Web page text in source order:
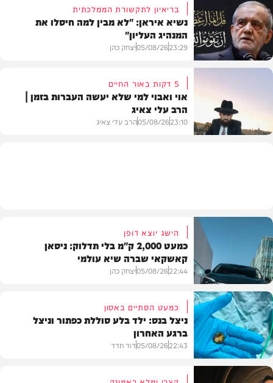
תוכן שיווקי
בעולם
בריאיון לתקשורת הממלכתית
נשיא איראן: "לא מבין למה חיסלו את
המנהיג העליון"
23:29
05/08/26יצחק כהן
5 דקות באור החיים
אוי ואבוי למי שלא יעשה העברות בזמן |
הרב עלי צאיג
23:10
05/08/26הרב עלי צאיג
חדשות הרכב
הישג יוצא דופן
כמעט 2,000 ק"מ בלי תדלוק: ניסאן
קאשקאי שברה שיא עולמי
22:44
05/08/26יצחק כהן
כמעט הסתיים באסון
ניצל בנס: ילד בלע סוללת כפתור וניצל
ברגע האחרון
22:43
05/08/26דוד חדד